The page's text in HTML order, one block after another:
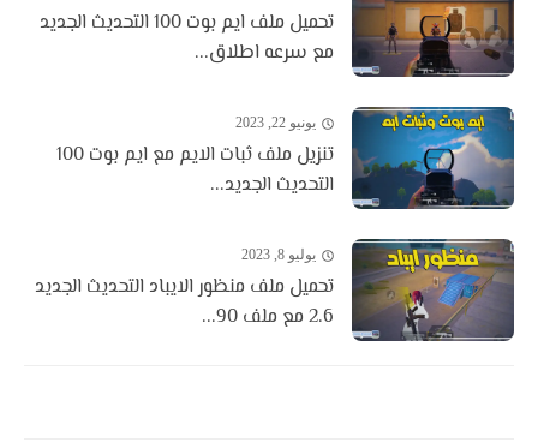
تحميل ملف ايم بوت 100 التحديث الجديد
مع سرعه اطلاق...
يونيو 22, 2023
تنزيل ملف ثبات الايم مع ايم بوت 100
التحديث الجديد...
يوليو 8, 2023
تحميل ملف منظور الايباد التحديث الجديد
2.6 مع ملف 90...